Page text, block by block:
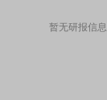
暂无研报信息